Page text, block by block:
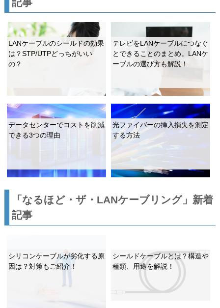
LANケーブルのシールドの効果
は？STP/UTPどっちがいい
の？
テレビをLANケーブルにつなぐ
とできることのまとめ。LANケ
ーブルの選び方も解説！
データセンターでコストを削減
できる3つの理由
光ファイバーの挿入損失を測定
する方法
「なるほど・ザ・LANケーブリング」新着
記事
シリコンケーブルが劣化する原
因は？対策もご紹介！
シールドケーブルとは？構造や
種類、用途を解説！